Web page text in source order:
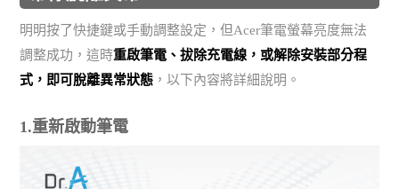
明明按了快捷鍵或手動調整設定，但Acer筆電螢幕亮度無法
調整成功，這時重啟筆電、拔除充電線，或解除安裝部分程
式，即可脫離異常狀態 ，以下內容將詳細說明。
1.重新啟動筆電